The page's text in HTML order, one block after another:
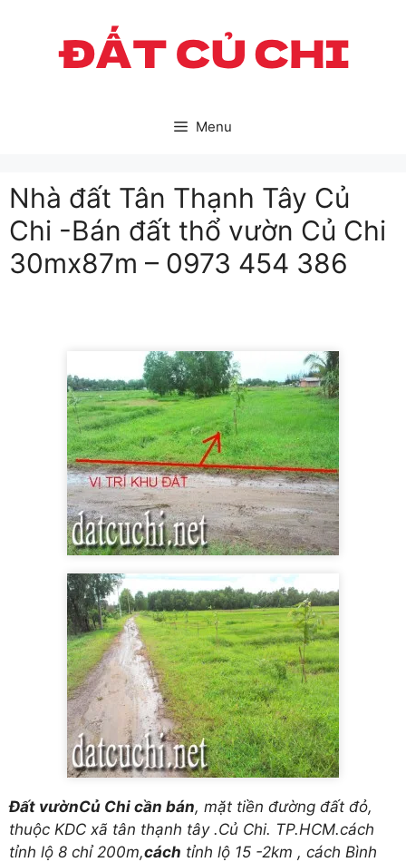
Menu
Nhà đất Tân Thạnh Tây Củ
Chi -Bán đất thổ vườn Củ Chi
30mx87m – 0973 454 386
Đất vườnCủ Chi cần bán, mặt tiền đường đất đỏ,
thuộc KDC xã tân thạnh tây .Củ Chi. TP.HCM.cách
tỉnh lộ 8 chỉ 200m,cách tỉnh lộ 15 -2km , cách Bình